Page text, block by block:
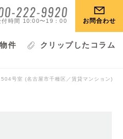
付時間 10:00〜19：00 お問合わせ
件 クリップしたコラム
号室 (名古屋市千種区／賃貸マンション)